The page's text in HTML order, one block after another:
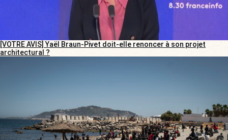
[VOTRE AVIS] Yaël Braun-Pivet doit-elle renoncer à son projet
architectural ?